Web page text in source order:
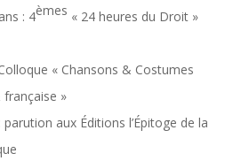
: 4èmes « 24 heures du Droit »
« Chansons & Costumes
»
aux Éditions l’Épitoge de la